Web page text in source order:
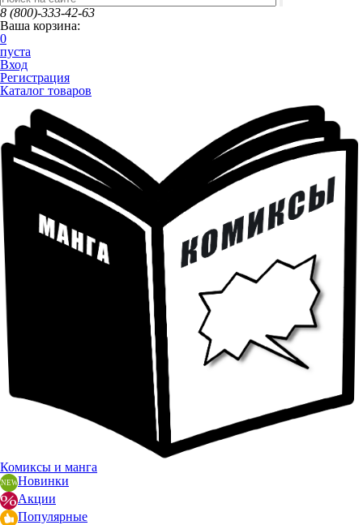
8 (800)-333-42-63
Ваша корзина:
0
пуста
Вход
Регистрация
Каталог товаров
Комиксы и манга
Новинки
Акции
Популярные